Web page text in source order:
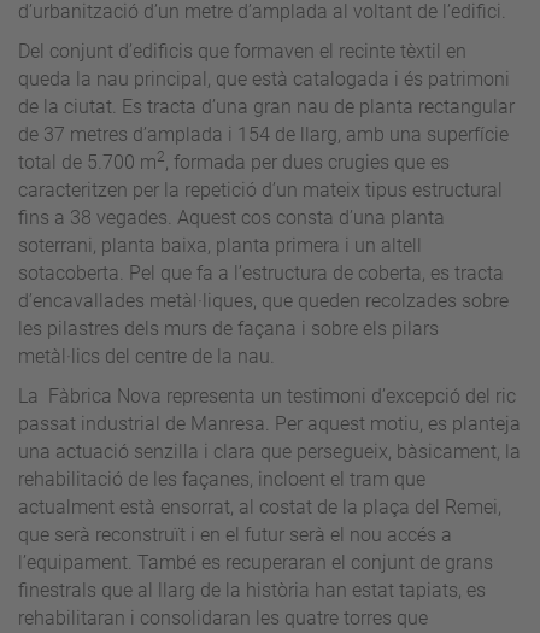
d’urbanització d’un metre d’amplada al voltant de l’edifici.
Del conjunt d’edificis que formaven el recinte tèxtil en
queda la nau principal, que està catalogada i és patrimoni
de la ciutat. Es tracta d’una gran nau de planta rectangular
de 37 metres d’amplada i 154 de llarg, amb una superfície
total de 5.700 m2, formada per dues crugies que es
caracteritzen per la repetició d’un mateix tipus estructural
fins a 38 vegades. Aquest cos consta d’una planta
soterrani, planta baixa, planta primera i un altell
sotacoberta. Pel que fa a l’estructura de coberta, es tracta
d’encavallades metàl·liques, que queden recolzades sobre
les pilastres dels murs de façana i sobre els pilars
metàl·lics del centre de la nau.
La Fàbrica Nova representa un testimoni d’excepció del ric
passat industrial de Manresa. Per aquest motiu, es planteja
una actuació senzilla i clara que persegueix, bàsicament, la
rehabilitació de les façanes, incloent el tram que
actualment està ensorrat, al costat de la plaça del Remei,
que serà reconstruït i en el futur serà el nou accés a
l’equipament. També es recuperaran el conjunt de grans
finestrals que al llarg de la història han estat tapiats, es
rehabilitaran i consolidaran les quatre torres que